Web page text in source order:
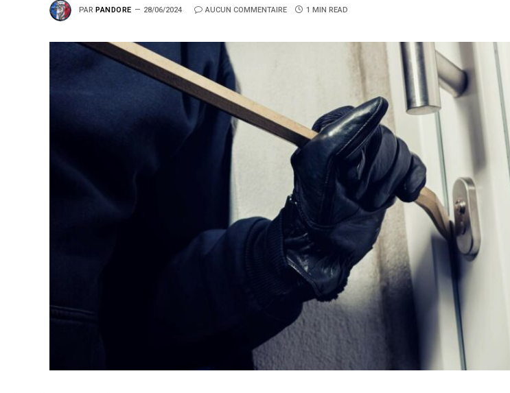
PAR PANDORE 28/06/2024 AUCUN COMMENTAIRE 1 MIN READ